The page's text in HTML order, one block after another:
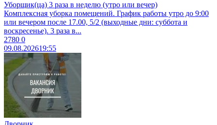
Уборщик(ца) 3 раза в неделю (утро или вечер)
Комплексная уборка помещений. График работы утро до 9:00
или вечером после 17.00, 5/2 (выходные дни: суббота и
воскресенье). 3 раза в...
2780 0
09.08.202619:55